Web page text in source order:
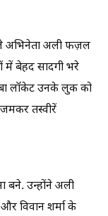
अभिनेता अली फज़ल
में बेहद सादगी भरे
लॉकेट उनके लुक को
तस्वीरें
बने. उन्होंने अली
विवान शर्मा के